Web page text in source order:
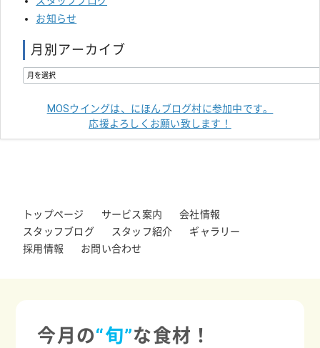
お知らせ
月別アーカイブ
MOSウイングは、にほんブログ村に参加中です。
応援よろしくお願い致します！
トップページ サービス案内
会社情報
スタッフブログ
スタッフ紹介
ギャラリー
採用情報
お問い合わせ
今月の“旬”な食材！